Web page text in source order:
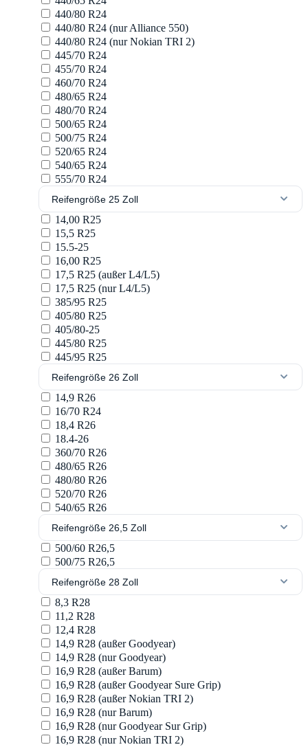
440/80 R24
440/80 R24 (nur Alliance 550)
440/80 R24 (nur Nokian TRI 2)
445/70 R24
455/70 R24
460/70 R24
480/65 R24
480/70 R24
500/65 R24
500/75 R24
520/65 R24
540/65 R24
555/70 R24
Reifengröße 25 Zoll
14,00 R25
15,5 R25
15.5-25
16,00 R25
17,5 R25 (außer L4/L5)
17,5 R25 (nur L4/L5)
385/95 R25
405/80 R25
405/80-25
445/80 R25
445/95 R25
Reifengröße 26 Zoll
14,9 R26
16/70 R24
18,4 R26
18.4-26
360/70 R26
480/65 R26
480/80 R26
520/70 R26
540/65 R26
Reifengröße 26,5 Zoll
500/60 R26,5
500/75 R26,5
Reifengröße 28 Zoll
8,3 R28
11,2 R28
12,4 R28
14,9 R28 (außer Goodyear)
14,9 R28 (nur Goodyear)
16,9 R28 (außer Barum)
16,9 R28 (außer Goodyear Sure Grip)
16,9 R28 (außer Nokian TRI 2)
16,9 R28 (nur Barum)
16,9 R28 (nur Goodyear Sur Grip)
16,9 R28 (nur Nokian TRI 2)